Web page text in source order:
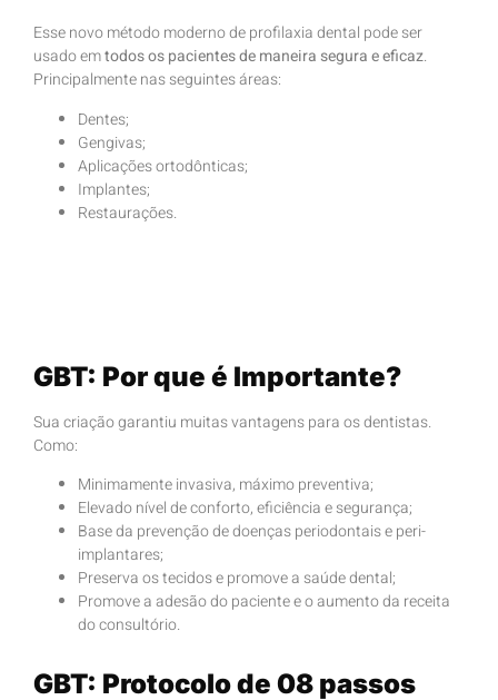
Esse novo método moderno de profilaxia dental pode ser
usado emtodos os pacientes de maneira segura e eficaz.
Principalmente nas seguintes áreas:
Dentes;
Gengivas;
Aplicações ortodônticas;
Implantes;
Restaurações.
GBT: Por que é Importante?
Sua criação garantiu muitas vantagens para os dentistas.
Como:
Minimamente invasiva, máximo preventiva;
Elevado nível de conforto, eficiência e segurança;
Base da prevenção de doenças periodontais e peri-
implantares;
Preserva os tecidos e promove a saúde dental;
Promove a adesão do paciente e o aumento da receita
do consultório.
GBT: Protocolo de 08 passos